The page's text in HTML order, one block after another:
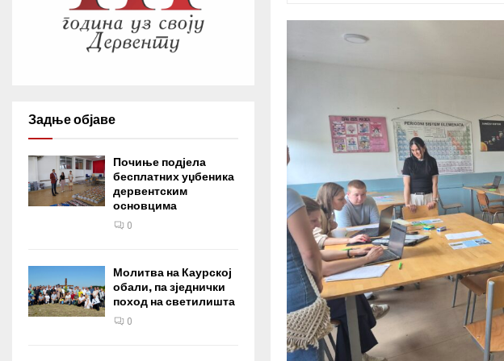
Задње објаве
Почиње подјела
бесплатних уџбеника
дервентским
основцима
0
Молитва на Каурској
обали, па зједнички
поход на светилишта
0